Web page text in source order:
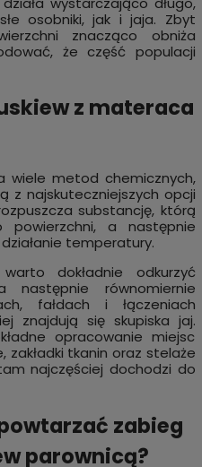
osobniki, jak i jaja. Zbyt
znacząco obniża
że część populacji
z materaca
wiele metod chemicznych,
z najskuteczniejszych opcji
substancję, którą
a następnie
temperatury.
dokładnie odkurzyć
równomiernie
fałdach i łączeniach
znajdują się skupiska jaj.
opracowanie miejsc
zakładki tkanin oraz stelaże
najczęściej dochodzi do
zabieg
parownicą?